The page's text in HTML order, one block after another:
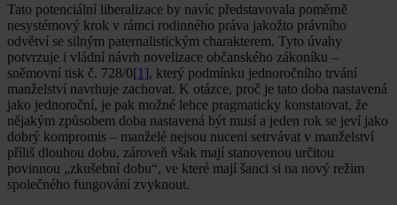
Tato potenciální liberalizace by navíc představovala poměrně
nesystémový krok v rámci rodinného práva jakožto právního
odvětví se silným paternalistickým charakterem. Tyto úvahy
potvrzuje i vládní návrh novelizace občanského zákoníku –
sněmovní tisk č. 728/0[1], který podmínku jednoročního trvání
manželství navrhuje zachovat. K otázce, proč je tato doba nastavená
jako jednoroční, je pak možné lehce pragmaticky konstatovat, že
nějakým způsobem doba nastavená být musí a jeden rok se jeví jako
dobrý kompromis – manželé nejsou nuceni setrvávat v manželství
příliš dlouhou dobu, zároveň však mají stanovenou určitou
povinnou „zkušební dobu“, ve které mají šanci si na nový režim
společného fungování zvyknout.